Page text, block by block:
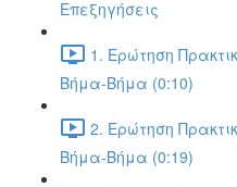
Επεξηγήσεις
1. Ερώτηση
Βήμα-Βήμα (0:10)
2. Ερώτηση
Βήμα-Βήμα (0:19)